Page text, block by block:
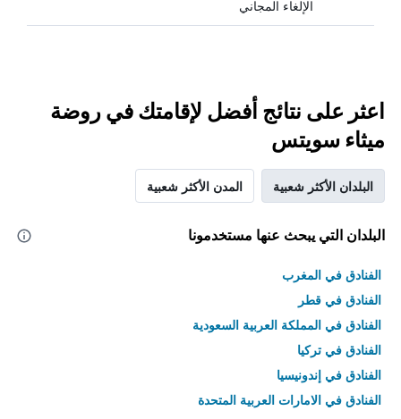
الإلغاء المجاني
اعثر على نتائج أفضل لإقامتك في روضة
ميثاء سويتس
البلدان الأكثر شعبية المدن الأكثر شعبية
البلدان التي يبحث عنها مستخدمونا
الفنادق في المغرب
الفنادق في قطر
الفنادق في المملكة العربية السعودية
الفنادق في تركيا
الفنادق في إندونيسيا
الفنادق في الامارات العربية المتحدة